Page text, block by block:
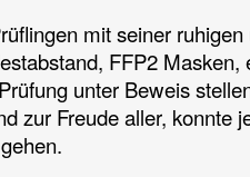
mit seiner
FFP2 Masken,
unter Beweis
zur Freude aller, konnte